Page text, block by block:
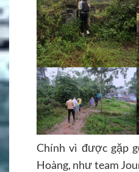
Chính vì được gặp
Hoàng, như team